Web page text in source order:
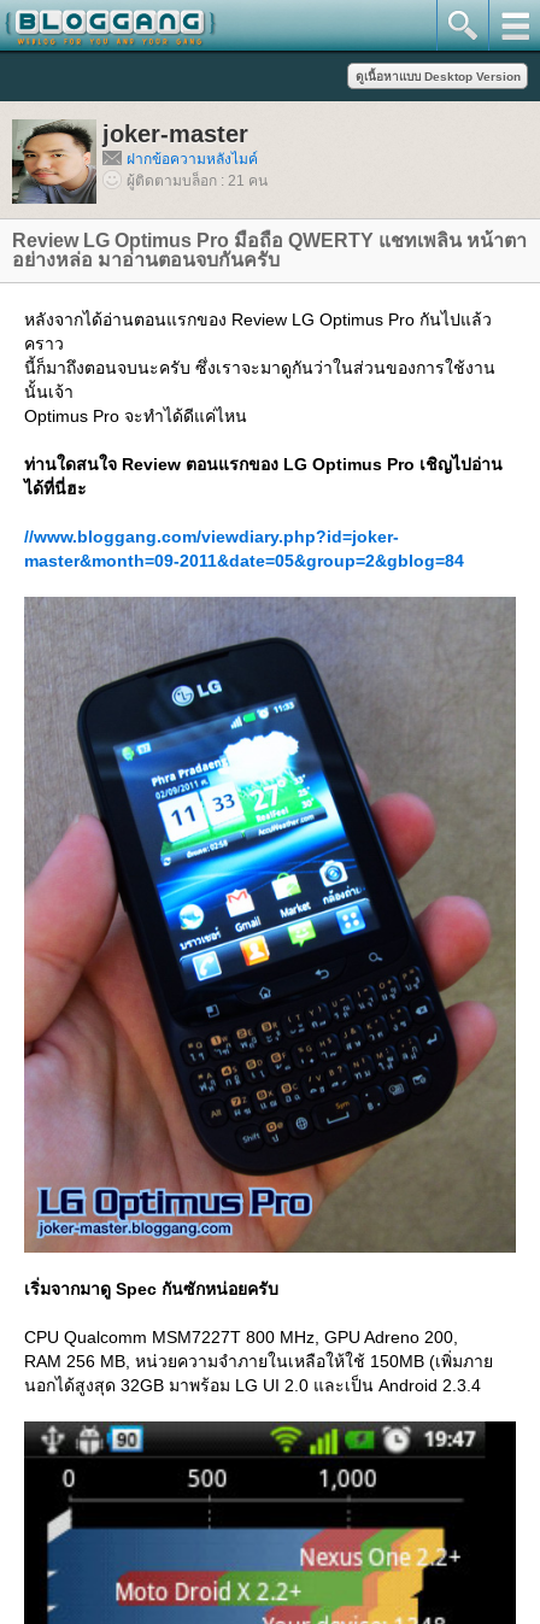
joker-master
ฝากข้อความหลังไมค์
ผู้ติดตามบล็อก : 21 คน
Review LG Optimus Pro มือถือ QWERTY แชทเพลิน หน้าตา
อย่างหล่อ มาอ่านตอนจบกันครับ
หลังจากได้อ่านตอนแรกของ Review LG Optimus Pro กันไปแล้ว
คราว
นี้ก็มาถึงตอนจบนะครับ ซึ่งเราจะมาดูกันว่าในส่วนของการใช้งาน
นั้นเจ้า
Optimus Pro จะทำได้ดีแค่ไหน
ท่านใดสนใจ Review ตอนแรกของ LG Optimus Pro เชิญไปอ่าน
ได้ที่นี่ฮะ
//www.bloggang.com/viewdiary.php?id=joker-
master&month=09-2011&date=05&group=2&gblog=84
เริ่มจากมาดู Spec กันซักหน่อยครับ
CPU Qualcomm MSM7227T 800 MHz, GPU Adreno 200,
RAM 256 MB, หน่วยความจำภายในเหลือให้ใช้ 150MB (เพิ่มภา
นอกได้สูงสุด 32GB มาพร้อม LG UI 2.0 และเป็น Android 2.3.4